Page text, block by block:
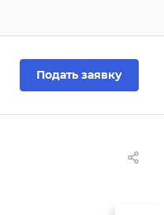
Подать заявку